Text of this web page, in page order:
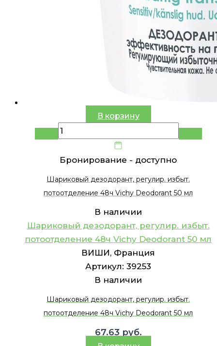
В корзину
Бронирование - доступно
Шариковый дезодорант, регулир. избыт.
потоотделение 48ч Vichy Deodorant 50 мл
В наличии
Шариковый дезодорант, регулир. избыт.
потоотделение 48ч Vichy Deodorant 50 мл
ВИШИ, Франция
Артикул: 39253
В наличии
Шариковый дезодорант, регулир. избыт.
потоотделение 48ч Vichy Deodorant 50 мл
67.63 руб.